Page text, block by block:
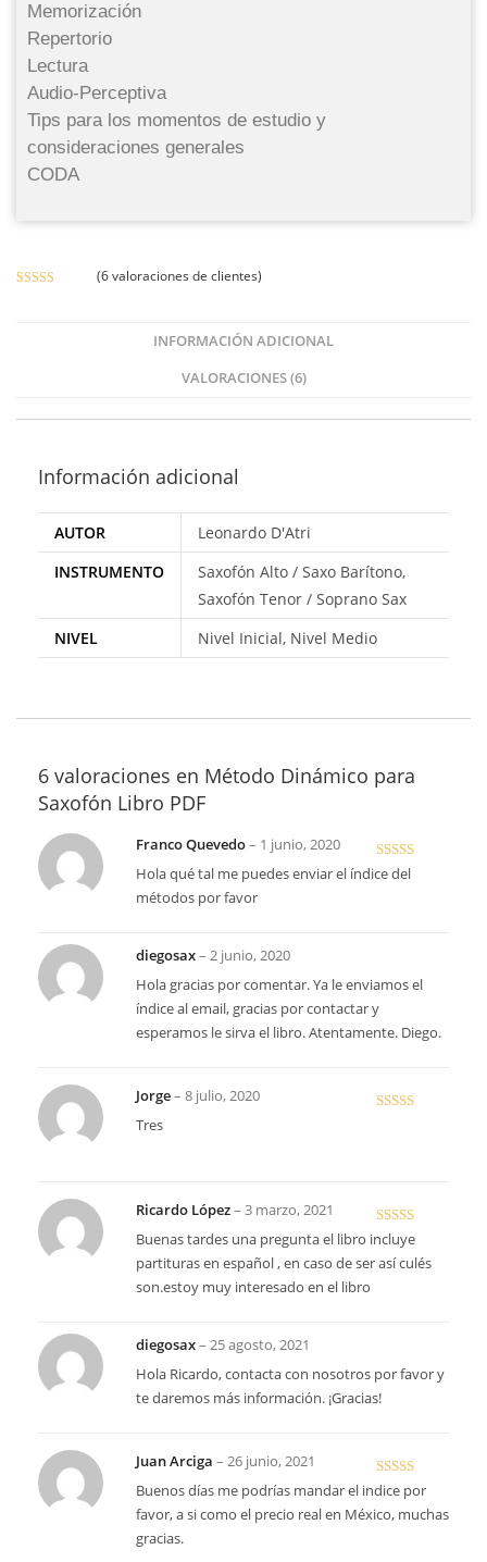
Memorización
Repertorio
Lectura
Audio-Perceptiva
Tips para los momentos de estudio y
consideraciones generales
CODA
(6valoraciones de clientes)
INFORMACIÓN ADICIONAL
VALORACIONES (6)
Información adicional
AUTOR
Leonardo D'Atri
INSTRUMENTO
Saxofón Alto / Saxo Barítono,
Saxofón Tenor / Soprano Sax
NIVEL
Nivel Inicial, Nivel Medio
6 valoraciones en Método Dinámico para
Saxofón Libro PDF
Valorado en
Franco Quevedo– 1 junio, 2020
Hola qué tal me puedes enviar el índice del
métodos por favor
diegosax– 2 junio, 2020
Hola gracias por comentar. Ya le enviamos el
índice al email, gracias por contactar y
esperamos le sirva el libro. Atentamente. Diego.
Jorge– 8 julio, 2020
Tres
Valorado
en4de 5
Ricardo López– 3 marzo, 2021
Buenas tardes una pregunta el libro incluye
partituras en español , en caso de ser así culés
son.estoy muy interesado en el libro
diegosax– 25 agosto, 2021
Hola Ricardo, contacta con nosotros por favor y
te daremos más información. ¡Gracias!
Valorado en
5de 5
Juan Arciga – 26 junio, 2021
Buenos días me podrías mandar el indice por
favor, a si como el precio real en México, muchas
gracias.